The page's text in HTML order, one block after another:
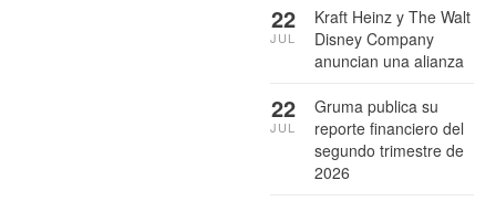
Kraft Heinz y The Walt
Disney Company
anuncian una alianza
22
JUL
Gruma publica su
reporte financiero del
segundo trimestre de
2026
22
JUL